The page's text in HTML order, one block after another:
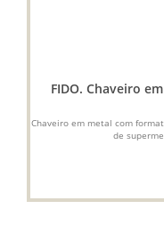
FIDO. Chaveiro
Chaveiro em metal com
de